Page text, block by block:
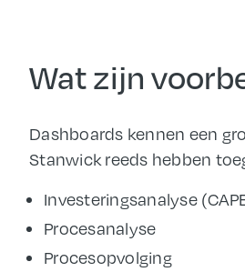
Wat zijn
Dashboards kennen een
Stanwick reeds hebben
Investeringsanalyse
Procesanalyse
Procesopvolging